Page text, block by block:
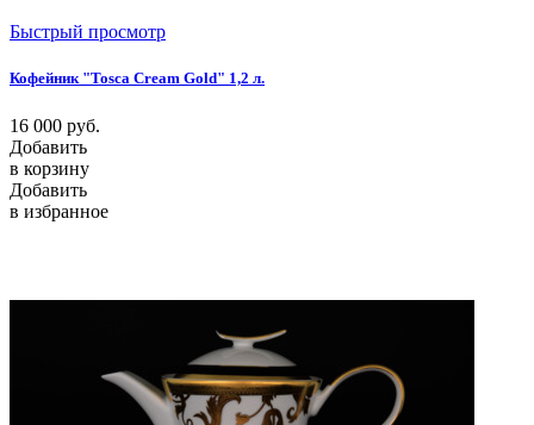
Быстрый просмотр
Кофейник "Tosca Cream Gold" 1,2 л.
16 000 руб.
Добавить
в корзину
Добавить
в избранное